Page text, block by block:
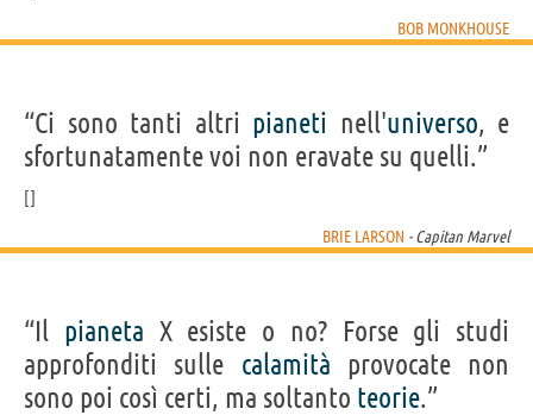
BOB MONKHOUSE
“Ci sono tanti altri pianeti nell'universo, e
sfortunatamente voi non eravate su quelli.”
BRIE LARSON - Capitan Marvel
“Il pianeta X esiste o no? Forse gli studi
approfonditi sulle calamità provocate non
sono poi così certi, ma soltanto teorie.”